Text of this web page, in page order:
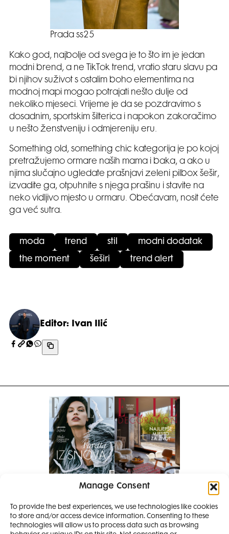
Manage Consent
To provide the best experiences, we use technologies like cookies
to store and/or access device information. Consenting to these
technologies will allow us to process data such as browsing
Prada ss25
Kako god, najbolje od svega je to što im je jedan
modni brend, a ne TikTok trend, vratio staru slavu pa
bi njihov suživot s ostalim boho elementima na
modnoj mapi mogao potrajati nešto dulje od
nekoliko mjeseci. Vrijeme je da se pozdravimo s
dosadnim, sportskim šilterica i napokon zakoračimo
u nešto ženstveniju i odmjereniju eru.
Something old, something chic kategorija je po kojoj
pretražujemo ormare naših mama i baka, a ako u
njima slučajno ugledate prašnjavi zeleni pilbox šešir,
izvadite ga, otpuhnite s njega prašinu i stavite na
neko vidljivo mjesto u ormaru. Obećavam, nosit ćete
ga već sutra.
moda trend stil modni dodatak
the moment šeširi trend alert
Editor: Ivan Ilić
Pretplati se na časopis
PRETPLATITE SE
SMANJI